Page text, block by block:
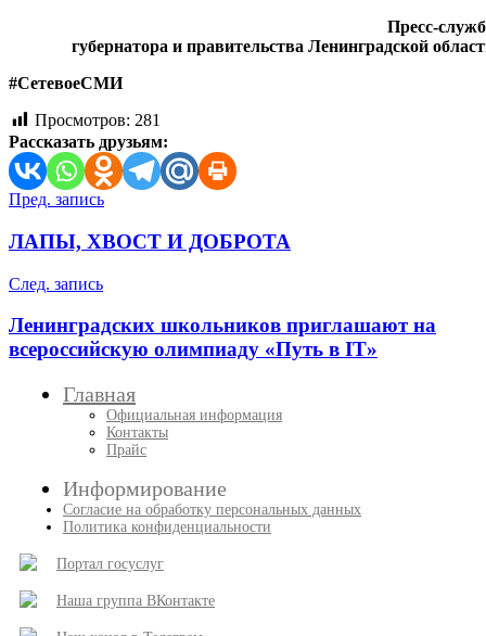
Пресс-
губернатора и правительства Ленинградской
#СетевоеСМИ
Просмотров: 281
Рассказать друзьям:
Навигация
по
Пред. запись
ЛАПЫ, ХВОСТ И ДОБРОТА
След. запись
Ленинградских школьников приглашают на
всероссийскую олимпиаду «Путь в IT»
Главная
Официальная информация
Контакты
Прайс
Информирование
Согласие на обработку персональных данных
Политика конфиденциальности
Портал госуслуг
Наша группа ВКонтакте